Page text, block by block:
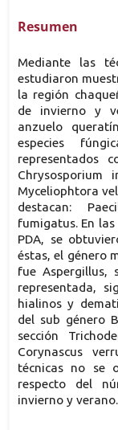
Resumen
Mediante las
estudiaron
la región
de invierno y
anzuelo
especies
representados
Chrysosporium
Myceliophtora
destacan:
fumigatus. En
PDA, se
éstas, el género
fue Aspergillus,
representada,
hialinos y
del sub género
sección
Corynascus
técnicas no se
respecto del
invierno y verano.